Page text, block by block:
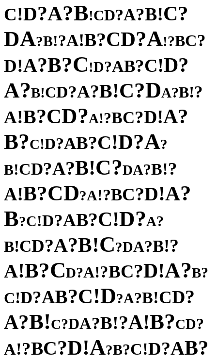
C!D?A?B!CD?A?B!C?
DA?B!?A!B?CD?A!?BC?
D!A?B?C!D?AB?C!D?
A?B!CD?A?B!C?DA?B!?
A!B?CD?A!?BC?D!A?
B?C!D?AB?C!D?A?
B!CD?A?B!C?DA?B!?
A!B?CD?A!?BC?D!A?
B?C!D?AB?C!D?A?
B!CD?A?B!C?DA?B!?
A!B?CD?A!?BC?D!A?B?
C!D?AB?C!D?A?B!CD?
A?B!C?DA?B!?A!B?CD?
A!?BC?D!A?B?C!D?AB?